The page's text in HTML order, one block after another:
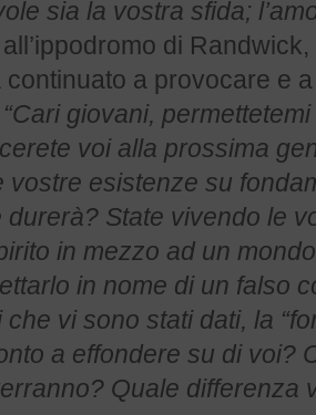
sia la vostra sfida;
all’ippodromo di
continuato a provocare e
“Cari giovani,
voi alla prossima
vostre esistenze su
State vivendo le
in mezzo ad un
in nome di un falso
vi sono stati dati, la
a effondere su di voi?
Quale differenza